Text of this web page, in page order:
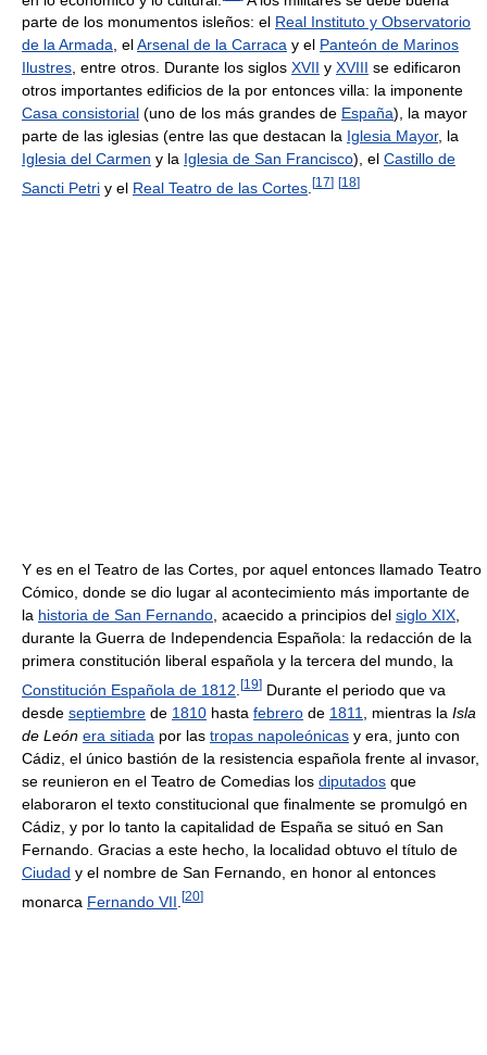
parte de los monumentos isleños: el Real Instituto y Observatorio
de la Armada, elArsenal de la Carraca y el Panteón de Marinos
Ilustres, entre otros. Durante los siglos XVII y XVIII se edificaron
otros importantes edificios de la por entonces villa: la imponente
Casa consistorial (uno de los más grandes de España), la mayor
parte de las iglesias (entre las que destacan la Iglesia Mayor, la
Iglesia del Carmen y la Iglesia de San Francisco), el Castillo de
Sancti Petri y el Real Teatro de las Cortes [17] [18]
Y es en el Teatro de las Cortes, por aquel entonces llamado Teatro
Cómico, donde se dio lugar al acontecimiento más importante de
la historia de San Fernando , acaecido a principios del siglo XIX
durante la Guerra de Independencia Española: la redacción de la
primera constitución liberal española y la tercera del mundo, la
Constitución Española de 1812 [19] Durante el periodo que va
desde septiembre de 1810 hasta febrero de 1811 , mientras la Isla
de León era sitiada por las tropas napoleónicas y era, junto con
Cádiz, el único bastión de la resistencia española frente al invasor,
se reunieron en el Teatro de Comedias los diputados que
elaboraron el texto constitucional que finalmente se promulgó en
Cádiz, y por lo tanto la capitalidad de España se situó en San
Fernando. Gracias a este hecho, la localidad obtuvo el título de
Ciudad y el nombre de San Fernando, en honor al entonces
monarca Fernando VII [20]